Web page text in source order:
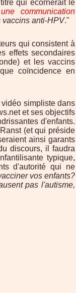
qui écornerait le
communication
vaccins anti-HPV."
qui consistent à
effets secondaires
et les vaccins
coïncidence en
simpliste dans
et ses objectifs
d'enfants.
(et qui préside
ainsi garants
discours, il faudra
typique,
d'autorité qui ne
vos enfants?
pas l'autisme,